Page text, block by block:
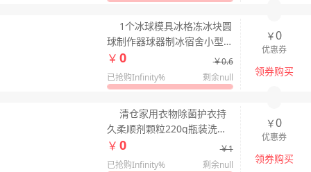
1个冰球模具冰格冻冰块圆
球制作器球器制冰宿舍小型
硅胶威士忌家用
￥ 0
￥0.6
已抢购Infinity%
剩余null
￥0
优惠券
领券购买
清仓家用衣物除菌护衣持
久柔顺剂颗粒220g瓶装洗衣
留香珠爆香护衣香水
￥ 0
￥1
已抢购Infinity%
剩余null
￥0
优惠券
领券购买